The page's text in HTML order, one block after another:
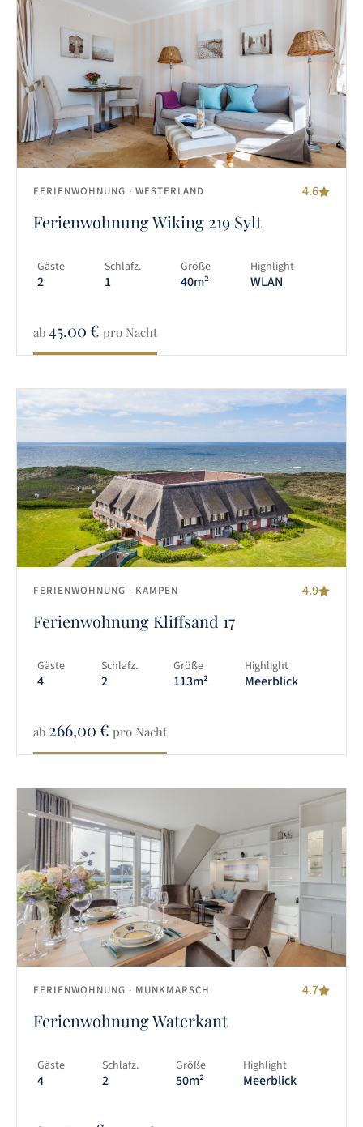
FERIENWOHNUNG · WESTERLAND 4.6
Ferienwohnung Wiking 219 Sylt
Gäste
2
Schlafz.
1
Größe
40m²
Highlight
WLAN
ab 45,00€ pro Nacht
FERIENWOHNUNG · KAMPEN 4.9
Ferienwohnung Kliffsand 17
Gäste
4
Schlafz.
2
Größe
113m²
Highlight
Meerblick
ab 266,00€ pro Nacht
FERIENWOHNUNG · MUNKMARSCH 4.7
Ferienwohnung Waterkant
Gäste
4
Schlafz.
2
Größe
50m²
Highlight
Meerblick